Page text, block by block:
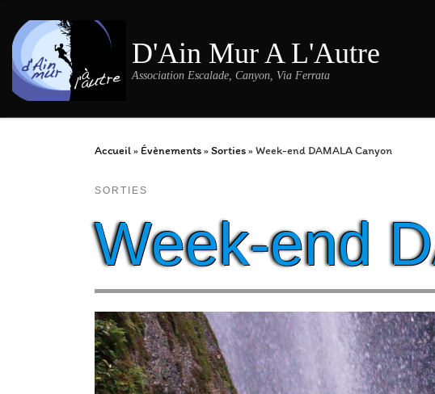
Passer au contenu
D'Ain Mur A L'Autre
Association Escalade, Canyon, Via Ferrata
Accueil »Évènements»Sorties»Week-end DAMALA Canyon
SORTIES
Week-end